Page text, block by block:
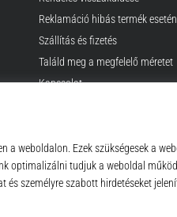
Reklamáció hibás termék esetén
Szállítás és fizetés
Találd meg a megfelelő méretet
Kapcsolat